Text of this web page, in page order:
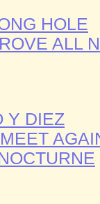
HOLE
ALL
Y DIEZ